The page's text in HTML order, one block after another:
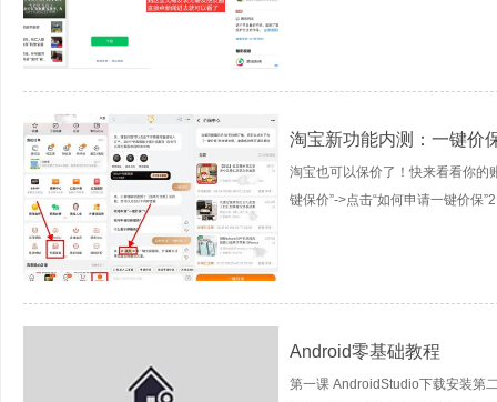
淘宝新功能内测：一键价
淘宝也可以保价了！快来看看你的
键保价”->点击“如何申请一键价保
Android零基础教程
第一课 AndroidStudio下载安装第